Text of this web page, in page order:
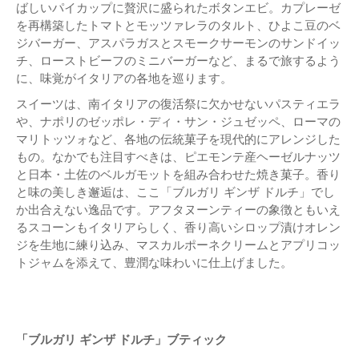
ばしいパイカップに贅沢に盛られたボタンエビ。カプレーゼ
を再構築したトマトとモッツァレラのタルト、ひよこ豆のベ
ジバーガー、アスパラガスとスモークサーモンのサンドイッ
チ、ローストビーフのミニバーガーなど、まるで旅するよう
に、味覚がイタリアの各地を巡ります。
スイーツは、南イタリアの復活祭に欠かせないパスティエラ
や、ナポリのゼッポレ・ディ・サン・ジュゼッペ、ローマの
マリトッツォなど、各地の伝統菓子を現代的にアレンジした
もの。なかでも注目すべきは、ピエモンテ産ヘーゼルナッツ
と日本・土佐のベルガモットを組み合わせた焼き菓子。香り
と味の美しき邂逅は、ここ「ブルガリ ギンザ ドルチ」でし
か出合えない逸品です。アフタヌーンティーの象徴ともいえ
るスコーンもイタリアらしく、香り高いシロップ漬けオレン
ジを生地に練り込み、マスカルポーネクリームとアプリコッ
トジャムを添えて、豊潤な味わいに仕上げました。
「ブルガリ ギンザ ドルチ」ブティック